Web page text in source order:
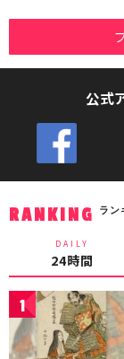
公式
RANKING ラン
DAILY
24時間
1